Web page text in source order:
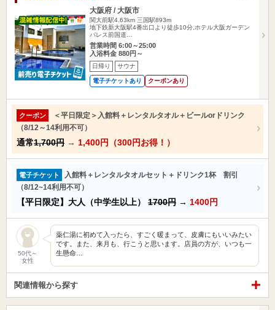
大阪府 / 大阪市
関大前駅4.63km 三国駅893m
地下鉄新大阪駅4番出口より徒歩10分,ホテル大阪ガーデン
パレス前国道…
営業時間 6:00～25:00
入浴料金 880円～
日帰り サウナ
電子チケットあり クーポンあり
クーポン
＜平日限定＞入館料＋レンタルタオル＋ビールorドリンク
（8/12～14利用不可）
通常1,700円 → 1,400円（300円お得！）
電子チケット
入館料＋レンタルタオルセット＋ドリンク1杯 割引
（8/12~14利用不可）
【平日限定】大人（中学生以上） 1700円 → 1400円
50代～
女性
薬仁湯に初めて入ったら、すごく暖まって、皮膚にもいいみたい
です。また、来月も、行こうと思います。店員の方が、いつも一
生懸命…
関連情報から探す